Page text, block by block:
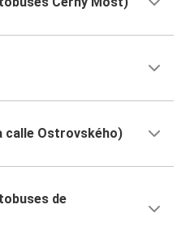
calle Ostrovského)
de